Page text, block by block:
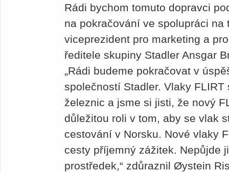
Rádi bychom tomuto dopravci
na pokračování ve spolupráci na
viceprezident pro marketing a
ředitele skupiny Stadler Ansgar
„Rádi budeme pokračovat v
společností Stadler. Vlaky
železnic a jsme si jisti, že nový
důležitou roli v tom, aby se vlak
cestování v Norsku. Nové vlaky
cesty příjemný zážitek. Nepůjde
prostředek,“ zdůraznil Øystein